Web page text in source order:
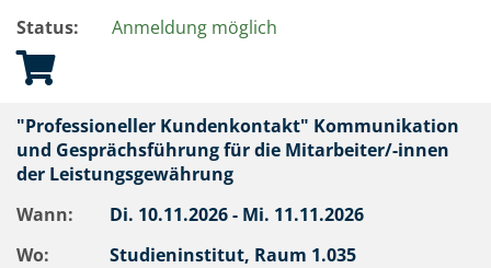
Status:
Anmeldung möglich
"Professioneller Kundenkontakt" Kommunikation
und Gesprächsführung für die Mitarbeiter/-innen
der Leistungsgewährung
Wann:
Di. 10.11.2026 - Mi. 11.11.2026
Wo:
Studieninstitut, Raum 1.035